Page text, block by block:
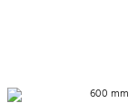
600 mm